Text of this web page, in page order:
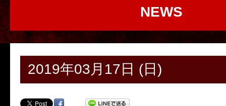
NEWS
2019年03月17日 (日)